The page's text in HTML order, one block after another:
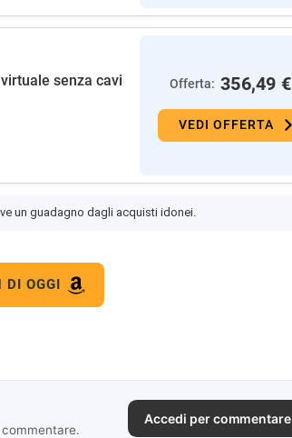
senza cavi
Offerta: 356,49 €
VEDI OFFERTA
un guadagno dagli acquisti idonei.
DI OGGI
Accedi per commentare